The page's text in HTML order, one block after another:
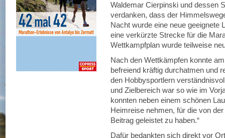
Waldemar Cierpinski und dessen
verdanken, dass der
Nacht wurde eine neue geeignete
eine verkürzte Strecke für die
Wettkampfplan wurde teilweise
Nach den Wettkämpfen konnte
befreiend kräftig durchatmen und
den Hobbysportlern
und Zielbereich war so wie im
konnten neben einem schönen
Heimreise nehmen, für die von
Beitrag geleistet zu haben.“
Dafür bedankten sich direkt vor